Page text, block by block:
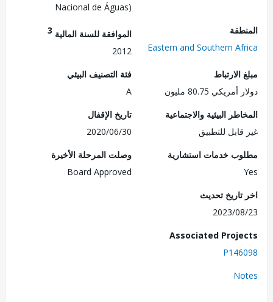
Nacional de Águas)
Eastern and Southern
الموافقة للسنة المالية3
2012
80.75 مليون
فئة التصنيف البيئي
البيئية والاجتماعية
للتطبيق
تاريخ الإقفال
2020/06/30
خدمات استشارية
وصلت المرحلة الأخيرة
Board Approved
تحديث
2023/
Associated